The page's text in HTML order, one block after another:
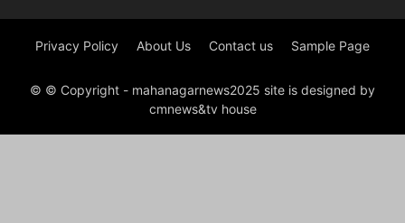
Privacy Policy About Us Contact us Sample Page
© © Copyright - mahanagarnews2025 site is designed by
cmnews&tv house